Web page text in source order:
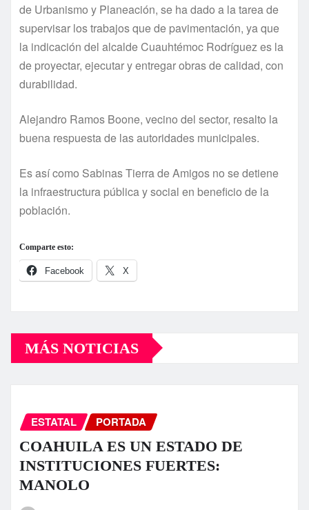
de Urbanismo y Planeación, se ha dado a la tarea de
supervisar los trabajos que de pavimentación, ya que
la indicación del alcalde Cuauhtémoc Rodríguez es la
de proyectar, ejecutar y entregar obras de calidad, con
durabilidad.
Alejandro Ramos Boone, vecino del sector, resalto la
buena respuesta de las autoridades municipales.
Es así como Sabinas Tierra de Amigos no se detiene
la infraestructura pública y social en beneficio de la
población.
Comparte esto:
Facebook X
MÁS NOTICIAS
ESTATAL PORTADA
COAHUILA ES UN ESTADO DE
INSTITUCIONES FUERTES:
MANOLO